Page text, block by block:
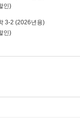
인)
3-2 (2026년용)
인)